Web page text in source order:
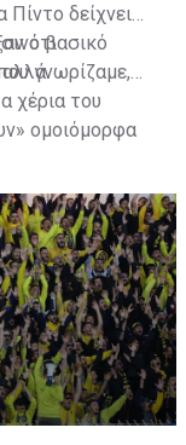
δείχνει
βασικό
αλλά
ότι
γνωρίζαμε,
χέρια του
ομοιόμορφα